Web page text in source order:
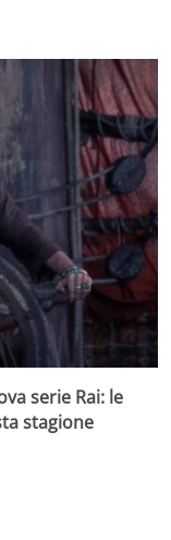
serie Rai: le
stagione